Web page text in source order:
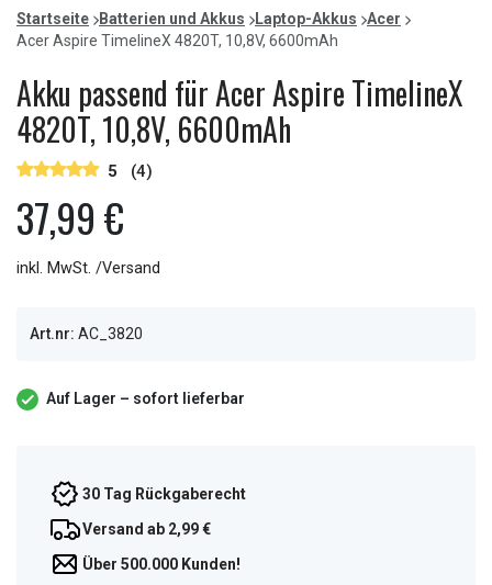
01
of
2
Startseite Batterien und Akkus Laptop-Akkus
Acer
Acer Aspire TimelineX 4820T, 10,8V, 6600mAh
Akku passend für Acer Aspire TimelineX
4820T, 10,8V, 6600mAh
5 (4)
37,99 €
inkl. MwSt. /Versand
Art.nr: AC_3820
Auf Lager – sofort lieferbar
30 Tag Rückgaberecht
Versand ab 2,99 €
Über 500.000 Kunden!